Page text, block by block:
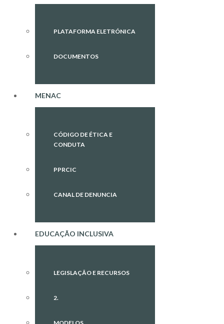
PLATAFORMA ELETRÓNICA
DOCUMENTOS
MENAC
CÓDIGO DE ÉTICA E
CONDUTA
PPRCIC
CANAL DE DENUNCIA
EDUCAÇÃO INCLUSIVA
LEGISLAÇÃO E RECURSOS
2.